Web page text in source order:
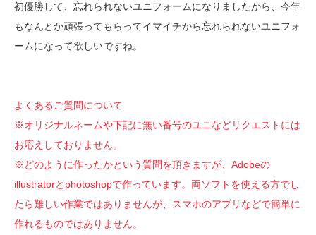
初優勝して、忘れられないユニフォームになりましたから、今年
もなんとか頑張ってもらってイマイチから忘れられないユニフォ
ームになって欲しいですね。
よくあるご質問について
※オリジナルネームや下記に無い番号のユニなどリクエストには
お応えしておりません。
※どのように作ったかという質問を頂きますが、Adobeの
illustratorとphotoshopで作っています。両ソフトを使える方でし
たら難しい作業ではありませんが、スマホのアプリなどで簡単に
作れるものではありません。